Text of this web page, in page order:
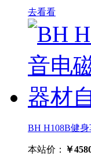
去看看
BH H108B健
本站价： ￥